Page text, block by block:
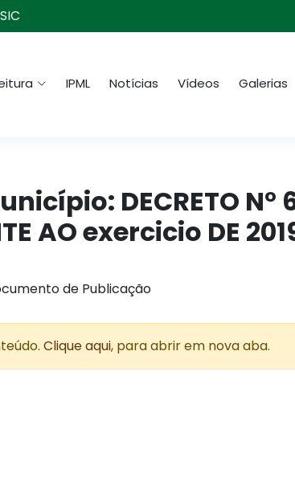
IPML Notícias Vídeos Galerias
DECRETO N°
AO exercicio DE
de Publicação
Clique aqui, para abrir em nova aba.